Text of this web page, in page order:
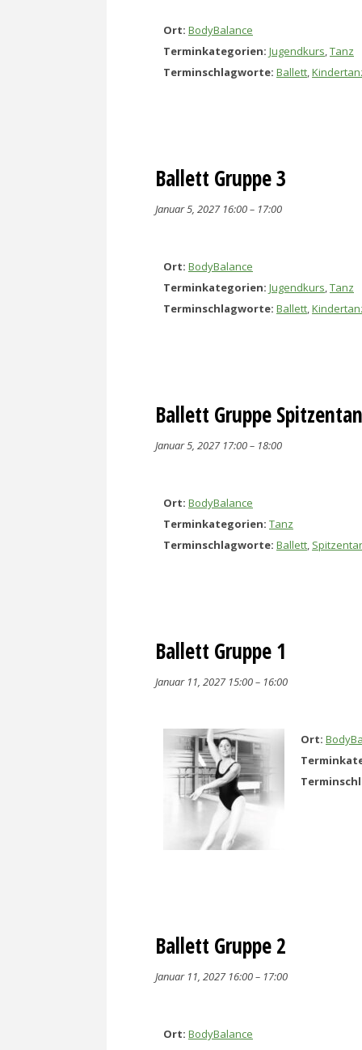
Ort: BodyBalance
Terminkategorien: Jugendkurs,Tanz
Terminschlagworte: Ballett,
Ballett Gruppe 3
Januar 5, 2027 16:00– 17:00
Ort: BodyBalance
Terminkategorien: Jugendkurs,Tanz
Terminschlagworte: Ballett,
Ballett Gruppe
Januar 5, 2027 17:00– 18:00
Ort: BodyBalance
Terminkategorien: Tanz
Terminschlagworte: Ballett,
Ballett Gruppe 1
Januar 11, 2027 15:00– 16:00
Ort:
Ballett Gruppe 2
Januar 11, 2027 16:00– 17:00
Ort: BodyBalance